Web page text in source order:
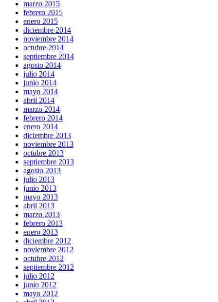
marzo 2015
febrero 2015
enero 2015
diciembre 2014
noviembre 2014
octubre 2014
septiembre 2014
agosto 2014
julio 2014
junio 2014
mayo 2014
abril 2014
marzo 2014
febrero 2014
enero 2014
diciembre 2013
noviembre 2013
octubre 2013
septiembre 2013
agosto 2013
julio 2013
junio 2013
mayo 2013
abril 2013
marzo 2013
febrero 2013
enero 2013
diciembre 2012
noviembre 2012
octubre 2012
septiembre 2012
julio 2012
junio 2012
mayo 2012